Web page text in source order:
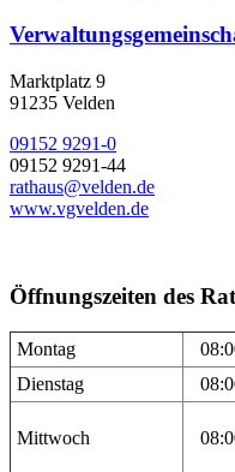
Marktplatz 9
91235 Velden
09152 9291-0
09152 9291-44
rathaus@velden.de
www.vgvelden.de
Öffnungszeiten des
Montag
Dienstag
Mittwoch